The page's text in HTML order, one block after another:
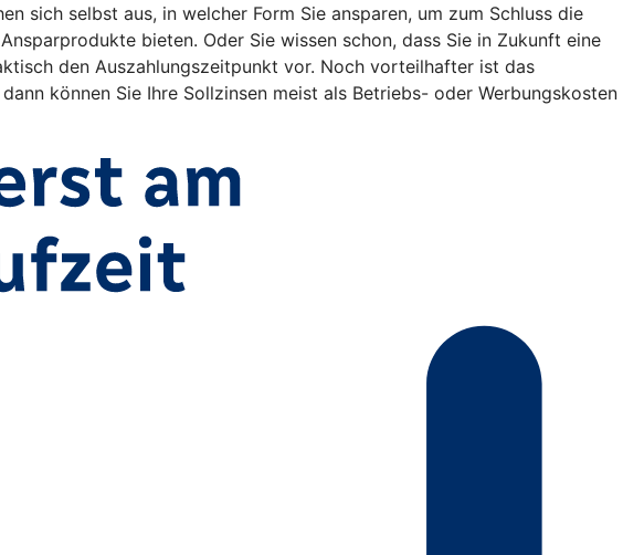
sich selbst aus, in welcher Form Sie ansparen, um zum Schluss die
bieten. Oder Sie wissen schon, dass Sie in Zukunft eine
den Auszahlungszeitpunkt vor. Noch vorteilhafter ist das
können Sie Ihre Sollzinsen meist als Betriebs- oder Werbungskosten